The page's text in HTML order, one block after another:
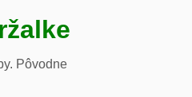
Pôvodne